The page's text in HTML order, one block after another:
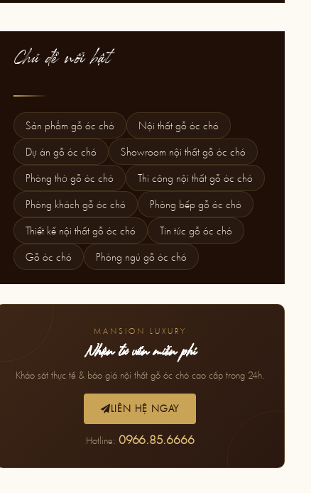
Chủ đề nổi bật
Sản phẩm gỗ óc chó
Nội thất gỗ óc chó
Dự án gỗ óc chó
Showroom nội thất gỗ óc chó
Phòng thờ gỗ óc chó
Thi công nội thất gỗ óc chó
Phòng khách gỗ óc chó
Phòng bếp gỗ óc chó
Thiết kế nội thất gỗ óc chó
Tin tức gỗ óc chó
Gỗ óc chó
Phòng ngủ gỗ óc chó
MANSION LUXURY
Nhận tư vấn miễn phí
Khảo sát thực tế & báo giá nội thất gỗ óc chó cao cấp trong 24h.
LIÊN HỆ NGAY
Hotline: 0966.85.6666